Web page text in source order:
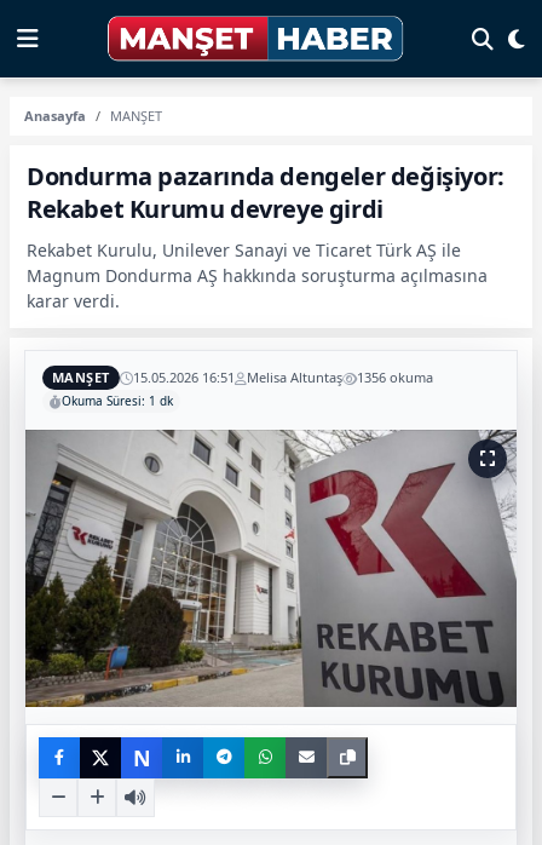
Anasayfa MANŞET
Dondurma pazarında dengeler değişiyor:
Rekabet Kurumu devreye girdi
Rekabet Kurulu, Unilever Sanayi ve Ticaret Türk AŞ ile
Magnum Dondurma AŞ hakkında soruşturma açılmasına
karar verdi.
MANŞET 15.05.2026 16:51 Melisa Altuntaş 1356 okuma
Okuma Süresi: 1 dk
N